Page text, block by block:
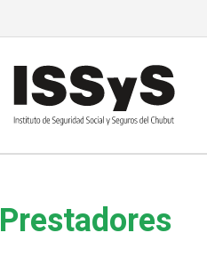
Prestadores